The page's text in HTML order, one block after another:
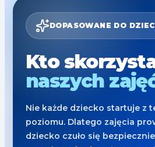
DOPASOWANE DO
Kto
naszych
Nie każde dziecko startuje z
poziomu. Dlatego zajęcia
dziecko czuło się